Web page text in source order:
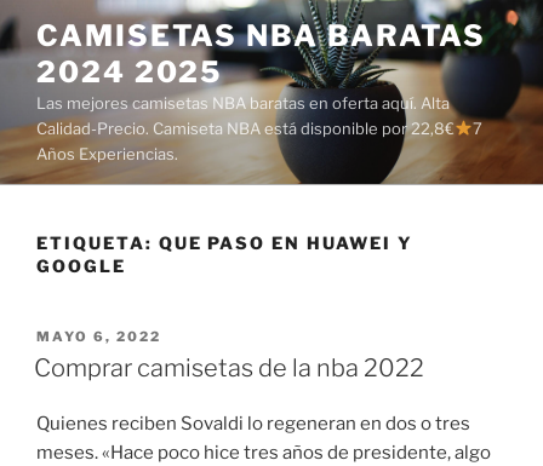
Saltar
al
contenido
CAMISETAS NBA BARATAS
2024 2025
Las mejores camisetas NBA baratas en oferta aquí. Alta
Calidad-Precio. Camiseta NBA está disponible por 22,8€
7
Años Experiencias.
ETIQUETA: QUE PASO EN HUAWEI Y
GOOGLE
PUBLICADO
EL
MAYO 6, 2022
Comprar camisetas de la nba 2022
Quienes reciben Sovaldi lo regeneran en dos o tres
meses. «Hace poco hice tres años de presidente, algo